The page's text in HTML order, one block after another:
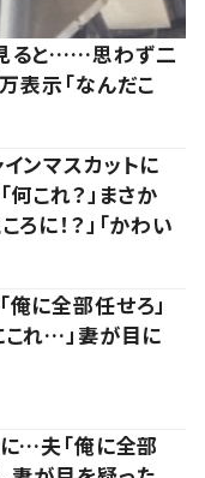
ると……思わず二
表示「なんだこ
ンマスカットに
これ？」まさか
に！？」「かわい
に全部任せろ」
これ…」妻が目に
…夫「俺に全部